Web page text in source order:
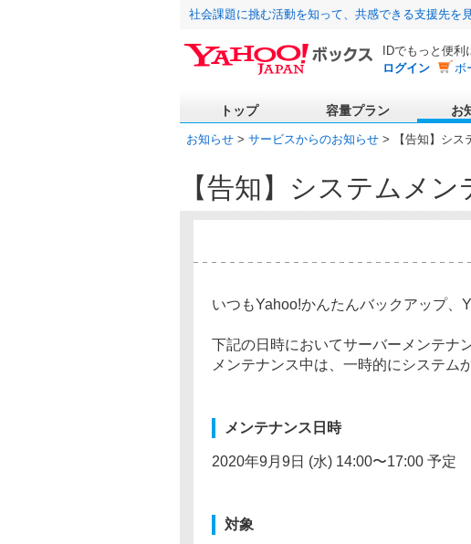
社会課題に挑む活動を知って、共感できる支援先を
IDでもっと便利
ログイン
ボ
トップ 容量プラン お
お知らせ > サービスからのお知らせ > 【告知】シス
【告知】システムメ
いつもYahoo!かんたんバックアップ、
下記の日時においてサーバーメンテナ
メンテナンス中は、一時的にシステム
メンテナンス日時
2020年9月9日 (水) 14:00〜17:00 予定
対象